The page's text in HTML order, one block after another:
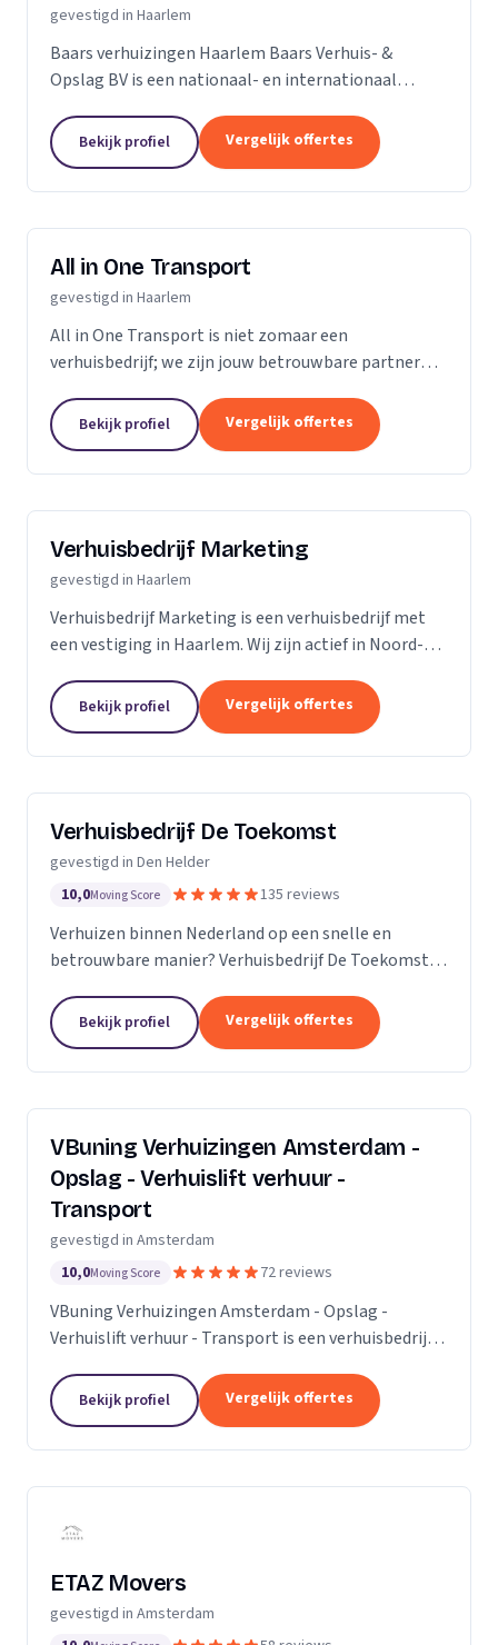
gevestigd in Haarlem
Baars verhuizingen Haarlem Baars Verhuis- &
Opslag BV is een nationaal- en internationaal
Ons bedrijf telt 22 medewerkers die staan voor een...
Bekijk profiel Vergelijk offertes
All in One Transport
gevestigd in Haarlem
All in One Transport is niet zomaar een
verhuisbedrijf; we zijn jouw betrouwbare partner
team van ervaren professionals streven we ernaar
om de...
Bekijk profiel Vergelijk offertes
Verhuisbedrijf Marketing
gevestigd in Haarlem
Verhuisbedrijf Marketing is een verhuisbedrijf met
een vestiging in Haarlem. Wij zijn actief in Noord-
Bekijk profiel Vergelijk offertes
Verhuisbedrijf De Toekomst
gevestigd in Den Helder
10,0Moving Score 135 reviews
Verhuizen binnen Nederland op een snelle en
betrouwbare manier? Verhuisbedrijf De Toekomst
worden naar de nieuwe locatie. En dat 24/7! Want of
u...
Bekijk profiel Vergelijk offertes
VBuning Verhuizingen Amsterdam -
Opslag - Verhuislift verhuur -
Transport
gevestigd in Amsterdam
10,0Moving Score 72 reviews
VBuning Verhuizingen Amsterdam - Opslag -
Verhuislift verhuur - Transport is een verhuisbedrijf
Bekijk profiel Vergelijk offertes
ETAZ Movers
gevestigd in Amsterdam